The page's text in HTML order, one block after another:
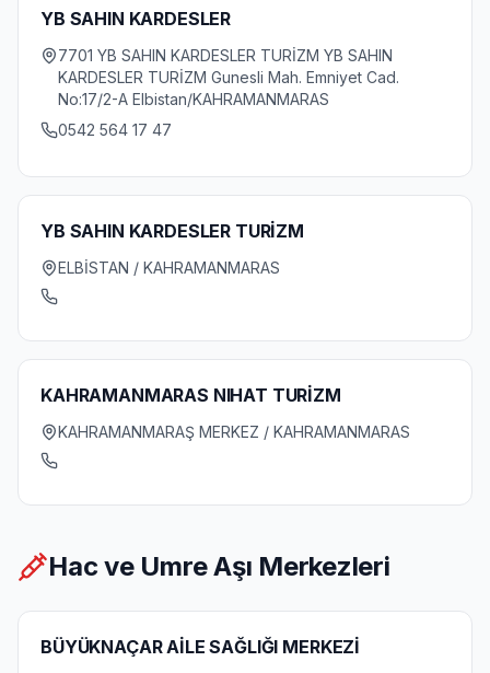
YB SAHIN KARDESLER
7701 YB SAHIN KARDESLER TURİZM YB SAHIN
KARDESLER TURİZM Gunesli Mah. Emniyet Cad.
No:17/2-A Elbistan/KAHRAMANMARAS
0542 564 17 47
YB SAHIN KARDESLER TURİZM
ELBİSTAN / KAHRAMANMARAS
KAHRAMANMARAS NIHAT TURİZM
KAHRAMANMARAŞ MERKEZ / KAHRAMANMARAS
Hac ve Umre Aşı Merkezleri
BÜYÜKNAÇAR AİLE SAĞLIĞI MERKEZİ